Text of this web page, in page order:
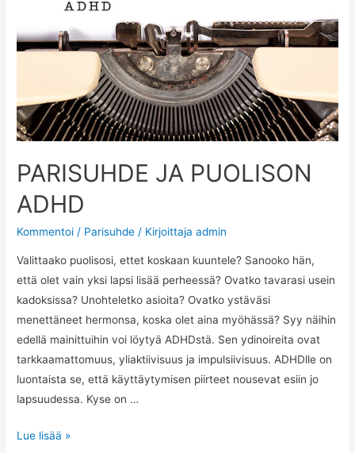
PARISUHDE JA PUOLISON
ADHD
Kommentoi / Parisuhde / Kirjoittajaadmin
Valittaako puolisosi, ettet koskaan kuuntele? Sanooko hän,
että olet vain yksi lapsi lisää perheessä? Ovatko tavarasi usein
kadoksissa? Unohteletko asioita? Ovatko ystäväsi
menettäneet hermonsa, koska olet aina myöhässä? Syy näihin
edellä mainittuihin voi löytyä ADHDstä. Sen ydinoireita ovat
tarkkaamattomuus, yliaktiivisuus ja impulsiivisuus. ADHDlle on
luontaista se, että käyttäytymisen piirteet nousevat esiin jo
lapsuudessa. Kyse on …
PARISUHDE
Lue lisää »